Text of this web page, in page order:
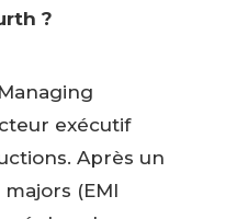
?
exécutif
Après un
(EMI